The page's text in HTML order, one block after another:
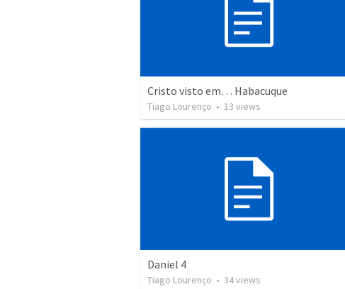
Cristo visto em… Habacuque
Tiago Lourenço • 13 views
Daniel 4
Tiago Lourenço • 34views